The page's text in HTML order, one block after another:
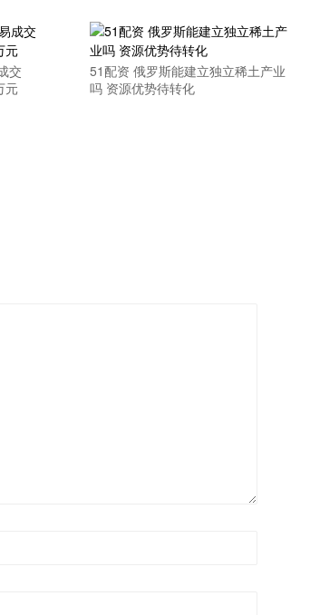
交
元
51配资 俄罗斯能建立独立稀土产业
吗 资源优势待转化